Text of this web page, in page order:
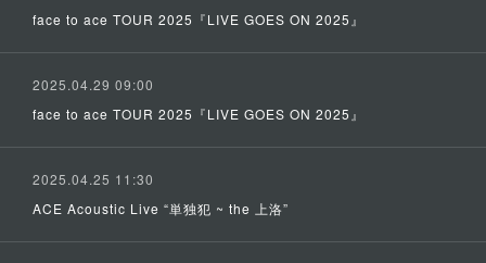
face to ace TOUR 2025『LIVE GOES ON 2025』
2025.04.29 09:00
face to ace TOUR 2025『LIVE GOES ON 2025』
2025.04.25 11:30
ACE Acoustic Live “単独犯 ~ the 上洛”